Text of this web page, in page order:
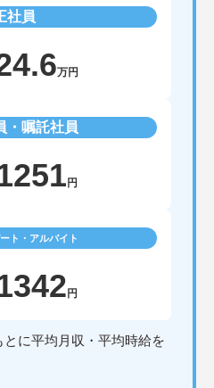
社員
万円
・嘱託社員
円
ト・アルバイト
円
に平均月収・平均時給を